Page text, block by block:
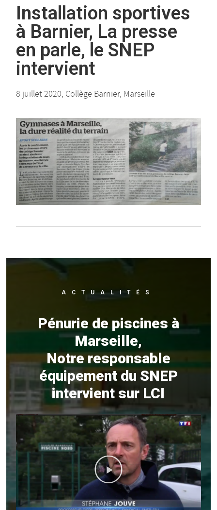
Installation sportives
à Barnier, La presse
en parle, le SNEP
intervient
8 juillet 2020, Collège Barnier, Marseille
ACTUALITÉS
Pénurie de piscines à
Marseille,
Notre responsable
équipement du SNEP
intervient sur LCI